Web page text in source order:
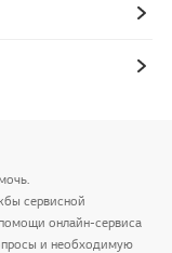
сервисной
онлайн-сервиса
и необходимую